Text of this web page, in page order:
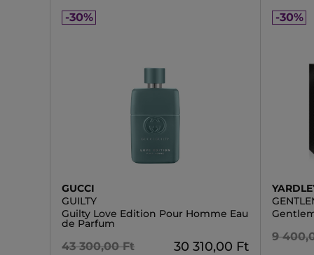
-30%
GUCCI
GUILTY
Guilty Love Edition Pour Homme Eau
de Parfum
43 300,00 Ft 30 310,00 Ft
-30%
9